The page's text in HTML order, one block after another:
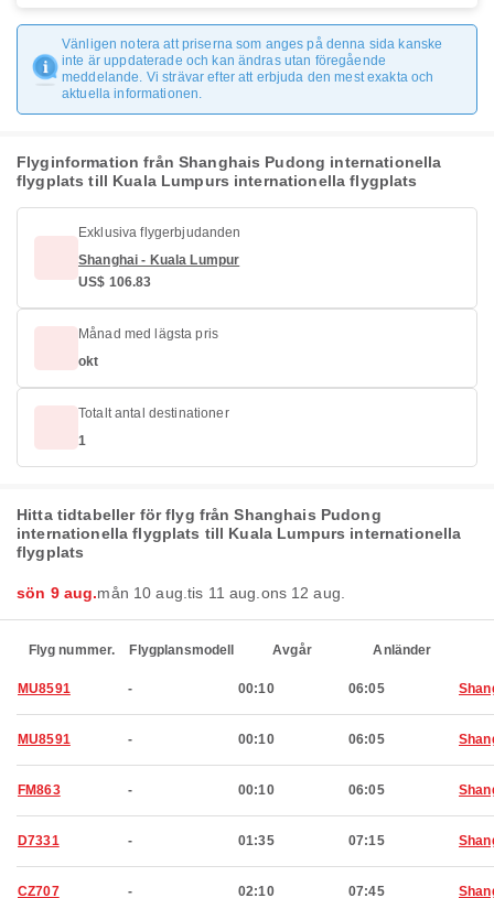
Vänligen notera att priserna som anges på denna sida kanske
inte är uppdaterade och kan ändras utan föregående
meddelande. Vi strävar efter att erbjuda den mest exakta och
aktuella informationen.
Flyginformation från Shanghais Pudong internationella
flygplats till Kuala Lumpurs internationella flygplats
Exklusiva flygerbjudanden
Shanghai - Kuala Lumpur
US$ 106.83
Månad med lägsta pris
okt
Totalt antal destinationer
1
Hitta tidtabeller för flyg från Shanghais Pudong
internationella flygplats till Kuala Lumpurs internationella
flygplats
sön 9 aug.mån 10 aug. tis 11 aug. ons 12 aug.
Flyg nummer. Flygplansmodell Avgår Anländer
MU8591 - 00:10 06:05
MU8591 - 00:10 06:05
FM863 - 00:10 06:05
D7331 - 01:35 07:15
CZ707 - 02:10 07:45